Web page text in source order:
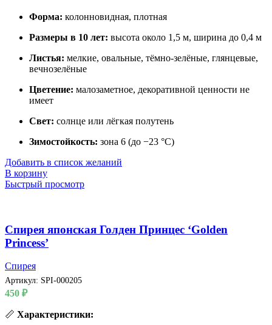
Форма: колонновидная, плотная
Размеры в 10 лет: высота около 1,5 м, ширина до 0,4 м
Листья: мелкие, овальные, тёмно-зелёные, глянцевые,
вечнозелёные
Цветение: малозаметное, декоративной ценности не
имеет
Свет: солнце или лёгкая полутень
Зимостойкость: зона 6 (до −23 °C)
Добавить в список желаний
В корзину
Быстрый просмотр
Спирея японская Голден Принцес ‘Golden
Princess’
Спирея
Артикул: SPI-000205
450 ₽
📏 Характеристики: